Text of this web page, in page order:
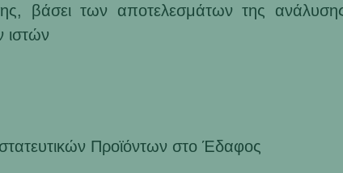
βάσει των αποτελεσμάτων της
ιστών
Προϊόντων στο Έδαφος